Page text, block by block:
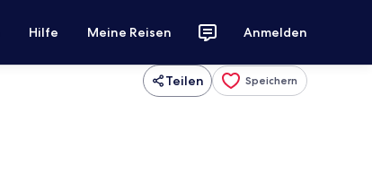
Hilfe Meine Reisen Anmelden
Teilen Speichern